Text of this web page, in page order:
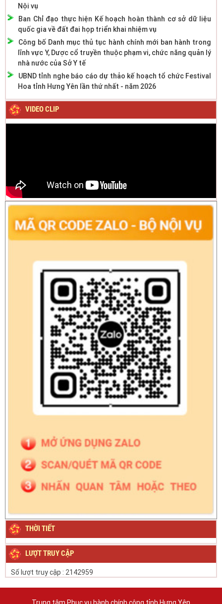
Nội vụ
Ban Chỉ đạo thực hiện Kế hoạch hoàn thành cơ sở dữ liệu
quốc gia về đất đai họp triển khai nhiệm vụ
Công bố Danh mục thủ tục hành chính mới ban hành trong
lĩnh vực Y, Dược cổ truyền thuộc phạm vi, chức năng quản lý
nhà nước của Sở Y tế
UBND tỉnh nghe báo cáo dự thảo kế hoạch tổ chức Festival
Hoa tỉnh Hưng Yên lần thứ nhất - năm 2026
VIDEO CLIP
THỜI TIẾT
LƯỢT TRUY CẬP
Số lượt truy cập : 2142959